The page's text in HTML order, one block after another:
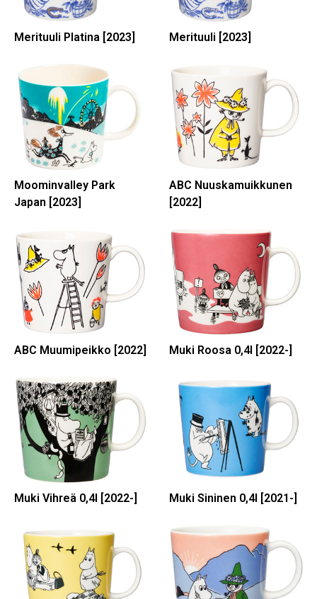
Merituuli Platina [2023] Merituuli [2023]
Moominvalley Park
Japan [2023]
ABC Nuuskamuikkunen
[2022]
ABC Muumipeikko [2022] Muki Roosa 0,4l [2022-]
Muki Vihreä 0,4l [2022-] Muki Sininen 0,4l [2021-]